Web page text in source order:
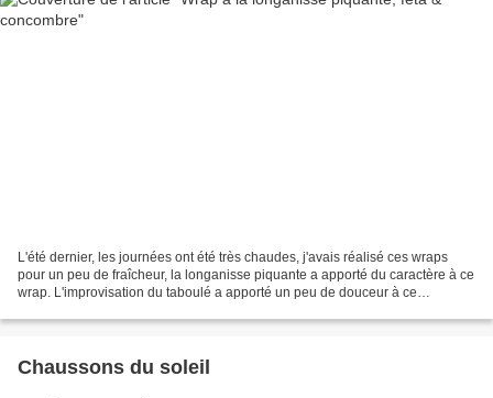
L'été dernier, les journées ont été très chaudes, j'avais réalisé ces wraps
pour un peu de fraîcheur, la longanisse piquante a apporté du caractère à ce
wrap. L'improvisation du taboulé a apporté un peu de douceur à ce
Chaussons du soleil